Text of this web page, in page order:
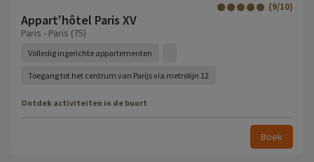
Appart'hôtel Paris XV
(9/10)
Paris - Paris (75)
Volledig ingerichte appartementen
Toegang tot het centrum van Parijs via metrolijn 12
Ontdek activiteiten in de buurt
Boek